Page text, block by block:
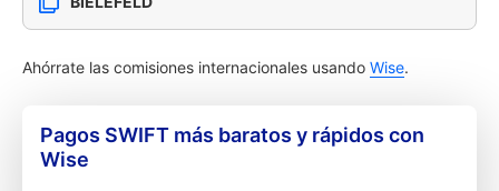
Ahórrate las comisiones internacionales usando Wise.
Pagos SWIFT más baratos y rápidos con
Wise